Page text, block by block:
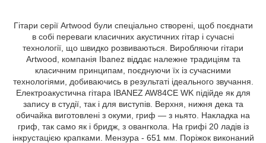
Гітари серії Artwood були спеціально створені, щоб поєднати
в собі переваги класичних акустичних гітар і сучасні
технології, що швидко розвиваються. Виробляючи гітари
Artwood, компанія Ibanez віддає належне традиціям та
класичним принципам, поєднуючи їх із сучасними
технологіями, добиваючись в результаті ідеального звучання.
Електроакустична гітара IBANEZ AW84CE WK підійде як для
запису в студії, так і для виступів. Верхня, нижня дека та
обичайка виготовлені з окуми, гриф — з ньято. Накладка на
гриф, так само як і бридж, з овангкола. На грифі 20 ладів із
інкрустацією крапками. Мензура - 651 мм. Поріжок виконаний